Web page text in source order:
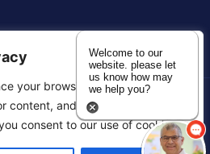
your browsing experience,
content, and analyze our traffic.
consent to our use of cookies.
Erklärung zur Zugänglichkeit
Inhaltsverzeichnis
Welcome to our
website. please let
us know how may
we help you?